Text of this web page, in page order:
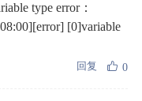
type error：
[0]variable
回复 0